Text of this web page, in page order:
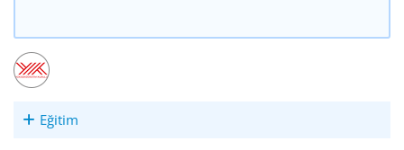
Eğitim